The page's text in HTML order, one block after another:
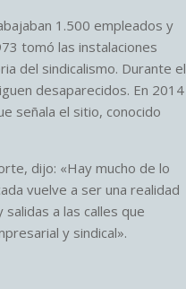
1.500 empleados y
tomó las instalaciones
del sindicalismo. Durante el
desaparecidos. En 2014
señala el sitio, conocido
dijo: «Hay mucho de lo
vuelve a ser una realidad
a las calles que
y sindical».